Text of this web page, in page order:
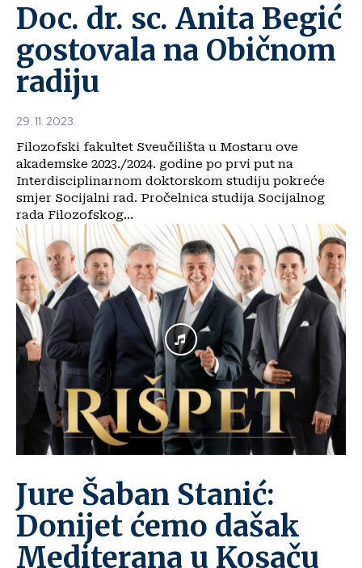
Doc. dr. sc. Anita Begić
gostovala na Običnom
radiju
29. 11. 2023.
Filozofski fakultet Sveučilišta u Mostaru ove
akademske 2023./2024. godine po prvi put na
Interdisciplinarnom doktorskom studiju pokreće
smjer Socijalni rad. Pročelnica studija Socijalnog
rada Filozofskog...
Jure Šaban Stanić:
Donijet ćemo dašak
Mediterana u Kosaču